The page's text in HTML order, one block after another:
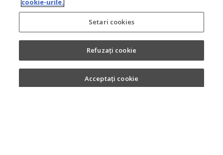
Setari cookies
Refuzați cookie
Acceptați cookie